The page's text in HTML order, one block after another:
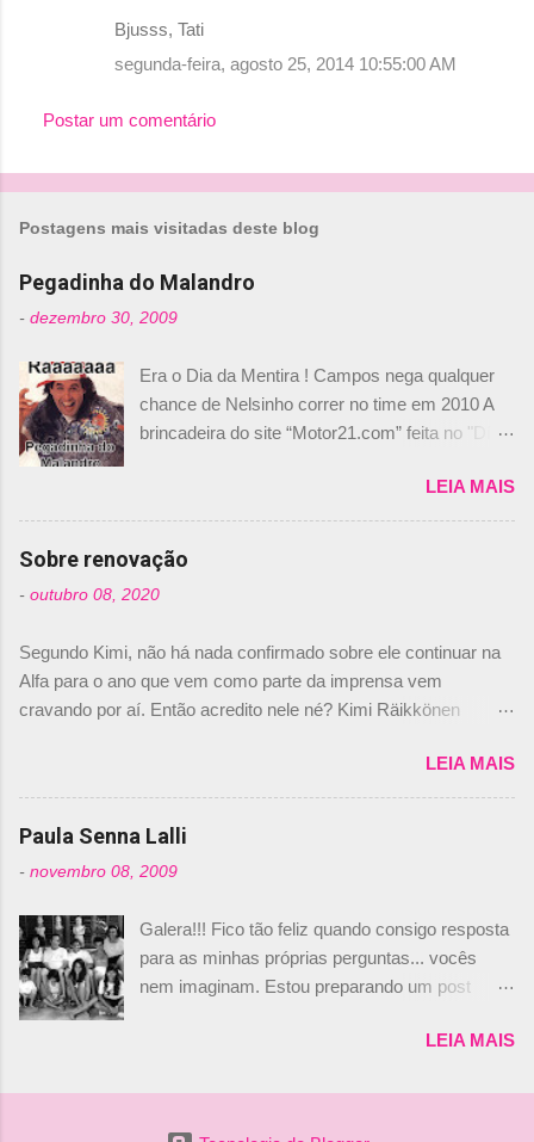
Bjusss, Tati
segunda-feira, agosto 25, 2014 10:55:00 AM
Postar um comentário
Postagens mais visitadas deste blog
Pegadinha do Malandro
- dezembro 30, 2009
Era o Dia da Mentira ! Campos nega qualquer
chance de Nelsinho correr no time em 2010 A
brincadeira do site “Motor21.com” feita no "Día
de abril –, afirmando que Nelson Piquet havia
comprado 15% das ações da Campos, dando,
com isso, um lugar no time a Nelsinho Piquet,
foi esclarecida de uma vez por todas por
Daniele Audetto, diretor da escuderia. O
não será o companheiro de Bruno Senna em
2010. "Na verdade, nós recebemos uma oferta
de Piquet", admitiu Audetto. “Mas depois de ter
dois brasileiros”, explicou, dizendo ainda que
não tem nada contra o filho do tricampeão
Nelson Piquet. “Ele é um bom piloto, rápido e
experiente.” Audetto disse ainda que a suposta
não corresponde à realidade. “O suposto 15%
de investimento seria menor do que aquilo que
outros pilotos podem trazer: italianos, r...
LEIA MAIS
Sobre renovação
- outubro 08, 2020
Segundo Kimi, não há nada confirmado sobre ele continuar na
Alfa para o ano que vem como parte da imprensa vem
cravando por aí. Então acredito nele né? Kimi Räikkönen
truth but I’ve never had an option in my contract so that’s
should, pretty much, tell you that it’s not true." #Kimi7 #EifelGP
#AlfaRomeoRacing pic.twitter.com/77EDVn39Ia — Kimi
Romain falando sobre o fato do Iceman estar há tantos anos na
@RGrosjean ! #EifelGP 🇩🇪 #F1
pic.twitter.com/GSAu1LWnwW — Formula 1 (@F1) October 8,
2020 Beijinhos, Ludy
LEIA MAIS
Paula Senna Lalli
- novembro 08, 2009
Galera!!! Fico tão feliz quando consigo resposta
para as minhas próprias perguntas... vocês
nem imaginam. Estou preparando um post
nunca falei sobre ela, aqui no Octeto. No meio
aqui: Na época, rendeu um burburinho, porque
LEIA MAIS